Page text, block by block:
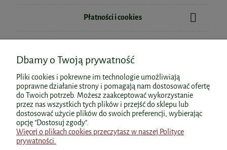
Płatności i cookies
O nas
Polecane kategorie
Dbamy o Twoją prywatność
Pliki cookies i pokrewne im technologie umożliwiają
poprawne działanie strony i pomagają nam dostosować ofertę
do Twoich potrzeb. Możesz zaakceptować wykorzystanie
przez nas wszystkich tych plików i przejść do sklepu lub
dostosować użycie plików do swoich preferencji, wybierając
opcję "Dostosuj zgody".
Więcej o plikach cookies przeczytasz w naszej Polityce
prywatności.